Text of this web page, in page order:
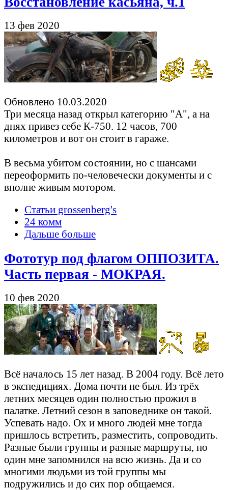
13 фев 2020
Обновлено 10.03.2020
Три месяца назад открыл категорию "А", а на
днях привез себе К-750. 12 часов, 700
километров и вот он стоит в гараже.
В весьма убитом состоянии, но с шансами
переоформить по-человечески документы и с
вполне живым мотором.
Статьи grossenberg's
24 комм
Дальше больше
Фототур под флагом ОППОЗИТА.
Часть первая - МОКРАЯ.
10 фев 2020
Всё началось 15 лет назад. В 2004 году. Всё лето
в экспедициях. Дома почти не был. Из трёх
летних месяцев один полностью прожил в
палатке. Летний сезон в заповеднике он такой.
Успевать надо. Ох и много людей мне тогда
пришлось встретить, разместить, сопроводить.
Разные были группы и разные маршруты, но
один мне запомнился на всю жизнь. Да и со
многими людьми из той группы мы
подружились и до сих пор общаемся.